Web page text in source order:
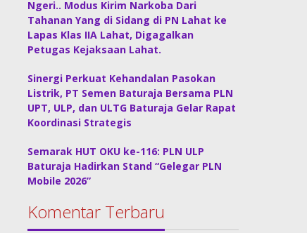
Ngeri.. Modus Kirim Narkoba Dari
Tahanan Yang di Sidang di PN Lahat ke
Lapas Klas IIA Lahat, Digagalkan
Petugas Kejaksaan Lahat.
Sinergi Perkuat Kehandalan Pasokan
Listrik, PT Semen Baturaja Bersama PLN
UPT, ULP, dan ULTG Baturaja Gelar Rapat
Koordinasi Strategis
Semarak HUT OKU ke-116: PLN ULP
Baturaja Hadirkan Stand “Gelegar PLN
Mobile 2026”
Komentar Terbaru